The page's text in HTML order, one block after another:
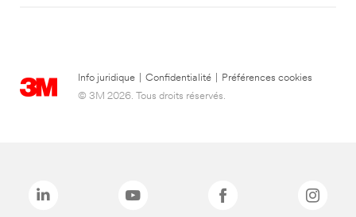
Info juridique Confidentialité
Préférences cookies
© 3M 2026. Tous droits réservés.